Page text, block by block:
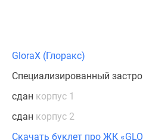
GloraX (Глоракс)
Специализированный
сдан корпус 1
сдан корпус 2
Скачать буклет про ЖК